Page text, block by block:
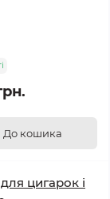
До кошика
цигарок і